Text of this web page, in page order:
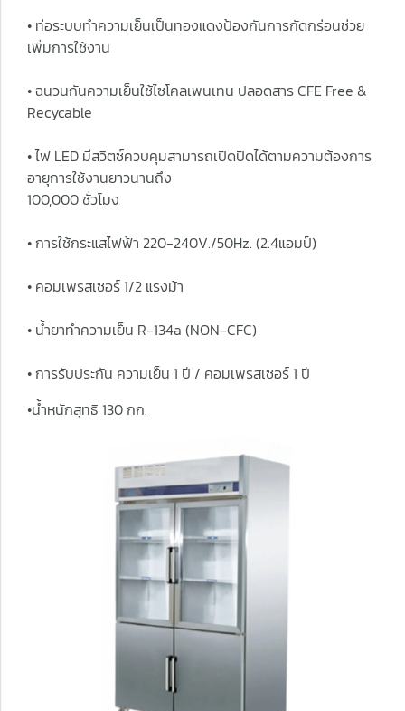
• ท่อระบบทำความเย็นเป็นทองแดงป้องกันการกัดกร่อนช่วย
เพิ่มการใช้งาน
• ฉนวนกันความเย็นใช้ไซโคลเพนเทน ปลอดสาร CFE Free &
Recycable
• ไฟ LED มีสวิตซ์ควบคุมสามารถเปิดปิดได้ตามความต้องการ
อายุการใช้งานยาวนานถึง
100,000 ชั่วโมง
• การใช้กระแสไฟฟ้า 220-240V./50Hz. (2.4แอมป์)
• คอมเพรสเซอร์ 1/2 แรงม้า
• น้ำยาทำความเย็น R-134a (NON-CFC)
• การรับประกัน ความเย็น 1 ปี / คอมเพรสเซอร์ 1 ปี
•น้ำหนักสุทธิ 130 กก.